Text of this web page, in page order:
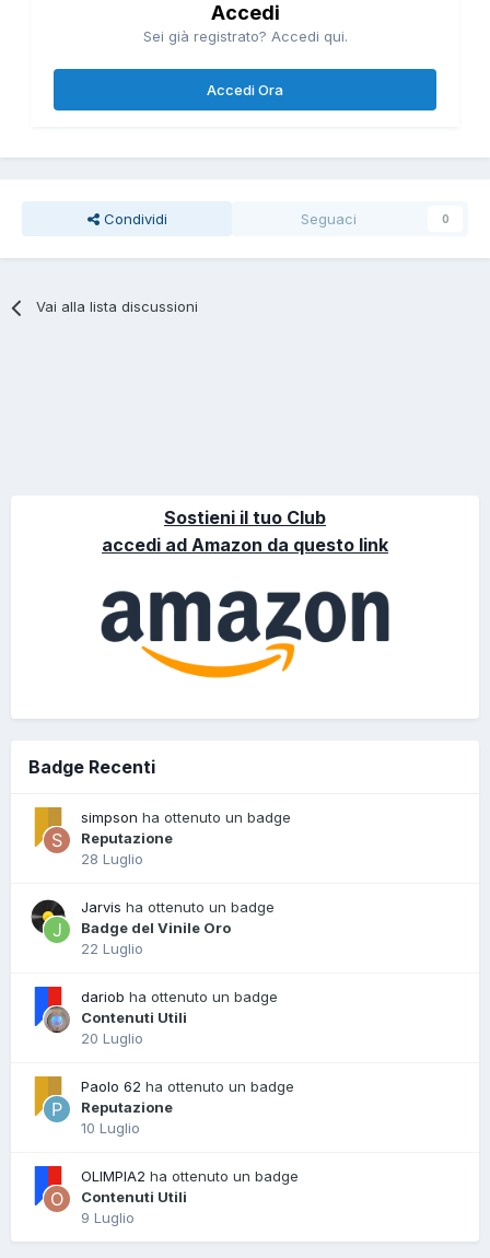
Accedi
Sei già registrato? Accedi qui.
Accedi Ora
Condividi Seguaci 0
Vai alla lista discussioni
Sostieni il tuo Club
accedi ad Amazon da questo link
Badge Recenti
simpson ha ottenuto un badge
Reputazione
28 Luglio
Jarvis ha ottenuto un badge
Badge del Vinile Oro
22 Luglio
dariob ha ottenuto un badge
Contenuti Utili
20 Luglio
Paolo 62 ha ottenuto un badge
Reputazione
10 Luglio
OLIMPIA2 ha ottenuto un badge
Contenuti Utili
9 Luglio